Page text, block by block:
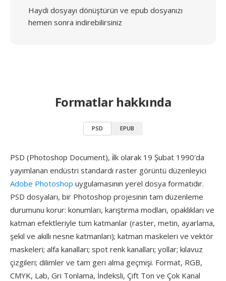
Haydi dosyayı dönüştürün ve epub dosyanızı
hemen sonra indirebilirsiniz
Formatlar hakkında
PSD EPUB
PSD (Photoshop Document), i̇lk olarak 19 Şubat 1990'da
yayımlanan endüstri standardı raster görüntü düzenleyici
Adobe Photoshop uygulamasının yerel dosya formatıdır.
PSD dosyaları, bir Photoshop projesinin tam düzenleme
durumunu korur: konumları, karıştırma modları, opaklıkları ve
katman efektleriyle tüm katmanlar (raster, metin, ayarlama,
şekil ve akıllı nesne katmanları); katman maskeleri ve vektör
maskeleri; alfa kanalları; spot renk kanalları; yollar; kılavuz
çizgileri; dilimler ve tam geri alma geçmişi. Format, RGB,
CMYK, Lab, Gri Tonlama, İndeksli, Çift Ton ve Çok Kanal